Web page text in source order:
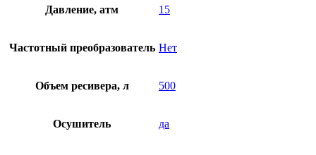
Давление, атм 15
Частотный преобразователь Нет
Объем ресивера, л 500
Осушитель да